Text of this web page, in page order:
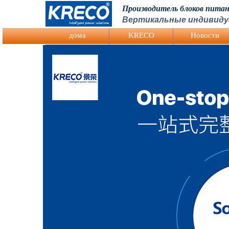
Logo Picture
Производитель блоков
Вертикальные
дома KRECO Hовости